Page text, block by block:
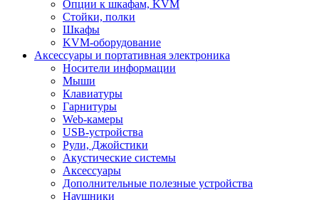
Опции к шкафам, KVM
Стойки, полки
Шкафы
KVM-оборудование
Аксессуары и портативная электроника
Носители информации
Мыши
Клавиатуры
Гарнитуры
Web-камеры
USB-устройства
Рули, Джойстики
Акустические системы
Аксессуары
Дополнительные полезные устройства
Наушники